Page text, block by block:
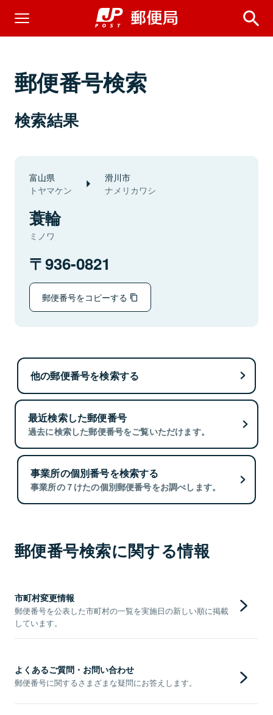
郵便番号検索
検索結果
富山県
トヤマケン
滑川市
ナメリカワシ
蓑輪
ミノワ
936-0821
郵便番号をコピーする
他の郵便番号を検索する
最近検索した郵便番号
過去に検索した郵便番号をご覧いただけます。
事業所の個別番号を検索する
事業所の７けたの個別郵便番号をお調べします。
郵便番号検索に関する情報
市町村変更情報
郵便番号を公表した市町村の一覧を実施日の新しい順に掲載
しています。
よくあるご質問・お問い合わせ
郵便番号に関するさまざまな疑問にお答えします。